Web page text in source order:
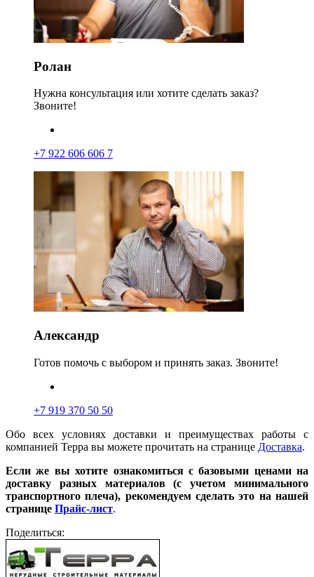
Ролан
Нужна консультация или хотите сделать заказ?
Звоните!
+7 922 606 606 7
Александр
Готов помочь с выбором и принять заказ. Звоните!
+7 919 370 50 50
Обо всех условиях доставки и преимуществах работы с
компанией Терра вы можете прочитать на странице Доставка.
Если же вы хотите ознакомиться с базовыми ценами на
доставку разных материалов (с учетом минимального
транспортного плеча), рекомендуем сделать это на нашей
странице Прайс-лист.
Поделиться: